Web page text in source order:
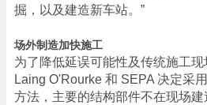
掘，以及建造新车站。 ”
场外制造加快施工
为了降低延误可能性及传统施工现
Laing O'Rourke 和 SEPA 决定采
方法，主要的结构部件不在现场建